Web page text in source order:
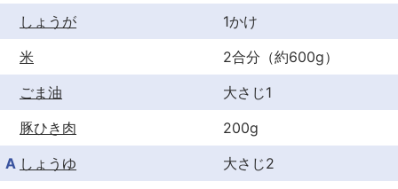
しょうが
1かけ
米
2合分（約600g）
ごま油
大さじ1
豚ひき肉
200g
A しょうゆ
大さじ2